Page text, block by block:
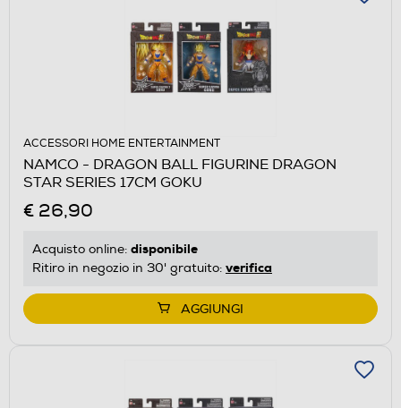
ACCESSORI HOME ENTERTAINMENT
NAMCO - DRAGON BALL FIGURINE DRAGON
STAR SERIES 17CM GOKU
€ 26,90
Acquisto online: disponibile
Ritiro in negozio in 30' gratuito: verifica
AGGIUNGI